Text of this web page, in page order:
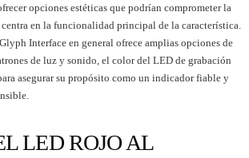
opciones estéticas que podrían comprometer la
en la funcionalidad principal de la característica.
Interface en general ofrece amplias opciones de
de luz y sonido, el color del LED de grabación
asegurar su propósito como un indicador fiable y
LED ROJO AL